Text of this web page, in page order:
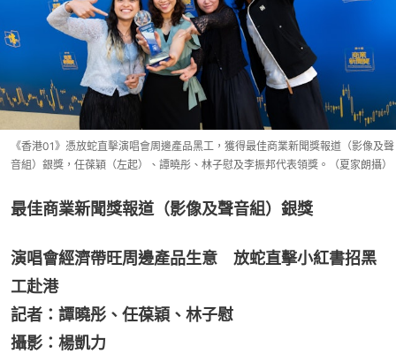
《香港01》憑放蛇直擊演唱會周邊產品黑工，獲得最佳商業新聞獎報道（影像及聲
音組）銀獎，任葆穎（左起）、譚曉彤、林子慰及李振邦代表領獎。（夏家朗攝）
最佳商業新聞獎報道（影像及聲音組）銀獎
演唱會經濟帶旺周邊產品生意　放蛇直擊小紅書招黑
工赴港
記者：譚曉彤、任葆穎、林子慰
攝影：楊凱力